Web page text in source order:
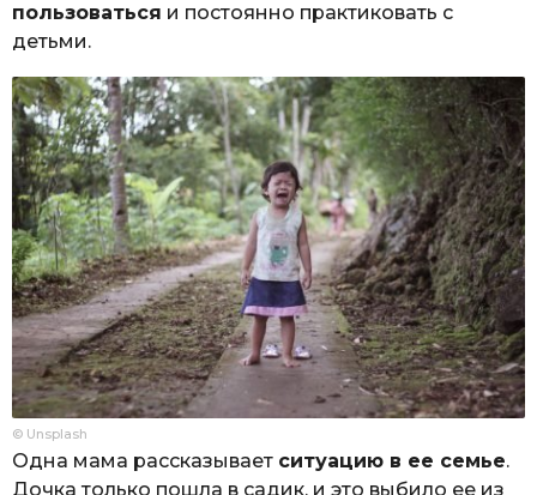
пользоваться и постоянно практиковать с
детьми.
© Unsplash
Одна мама рассказывает ситуацию в ее семье.
Дочка только пошла в садик, и это выбило ее из